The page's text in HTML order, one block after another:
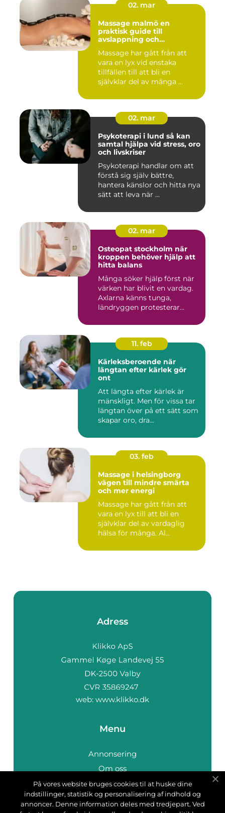
02. mar
Massage malmö en
praktisk guide till
avslappning och
Massage har gått från att
vara en lyx vid enstaka
tillfällen till att bli en
självklar del av många ...
02. mar
Psykoterapi i lund så kan
samtal hjälpa vid stress, oro
och livskriser
Psykoterapi handlar om att
förstå sig själv bättre,
hantera känslor och hitta nya
sätt att leva när ...
02. mar
Osteopat stockholm när
kroppen behöver hjälp att
hitta balans
Många söker hjälp först när
värken har blivit en vardag.
Axlarna känns tunga,
ländryggen protesterar...
11. feb
Kärleksberoende när
längtan efter kärlek gör
ont
Att längta efter kärlek är
mänskligt. Men för vissa tar
längtan över på ett sätt som
skapar oro, dra...
03. feb
Massage i helsingborg
vägen till mindre smärta
och mer energi
Massage har gått från att
vara en lyx till att bli en
självklar del av vardaglig
hälsa för många. Al...
Adress
web: www.klikko.dk
Menu
Annonsering
Om oss
Cookies
Kontakta oss
På vores website bruges cookies til at huske dine
indstillinger, statistik og personalisering af indhold og
annoncer. Denne information deles med tredjepart. Ved